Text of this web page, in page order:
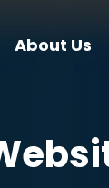
About Us